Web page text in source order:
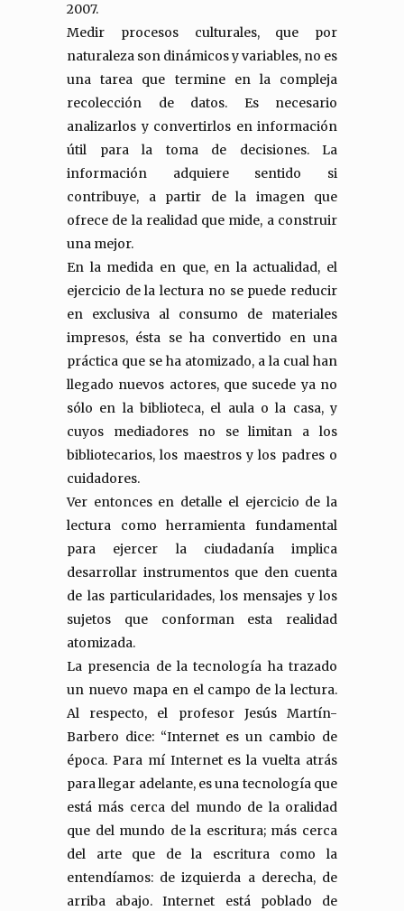
2007.
Medir procesos culturales, que por
naturaleza son dinámicos y variables, no es
una tarea que termine en la compleja
recolección de datos. Es necesario
analizarlos y convertirlos en información
útil para la toma de decisiones. La
información adquiere sentido si
contribuye, a partir de la imagen que
ofrece de la realidad que mide, a construir
una mejor.
En la medida en que, en la actualidad, el
ejercicio de la lectura no se puede reducir
en exclusiva al consumo de materiales
impresos, ésta se ha convertido en una
práctica que se ha atomizado, a la cual han
llegado nuevos actores, que sucede ya no
sólo en la biblioteca, el aula o la casa, y
cuyos mediadores no se limitan a los
bibliotecarios, los maestros y los padres o
cuidadores.
Ver entonces en detalle el ejercicio de la
lectura como herramienta fundamental
para ejercer la ciudadanía implica
desarrollar instrumentos que den cuenta
de las particularidades, los mensajes y los
sujetos que conforman esta realidad
atomizada.
La presencia de la tecnología ha trazado
un nuevo mapa en el campo de la lectura.
Al respecto, el profesor Jesús Martín-
Barbero dice: “Internet es un cambio de
época. Para mí Internet es la vuelta atrás
para llegar adelante, es una tecnología que
está más cerca del mundo de la oralidad
que del mundo de la escritura; más cerca
del arte que de la escritura como la
entendíamos: de izquierda a derecha, de
arriba abajo. Internet está poblado de